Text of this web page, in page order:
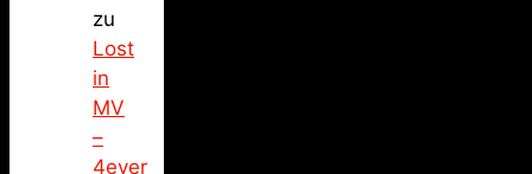
zu
Lost
in
MV
–
4ever